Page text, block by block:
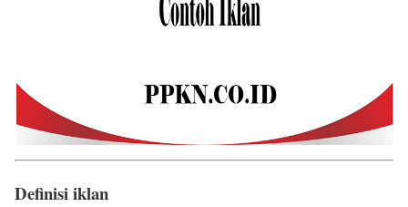
Definisi iklan